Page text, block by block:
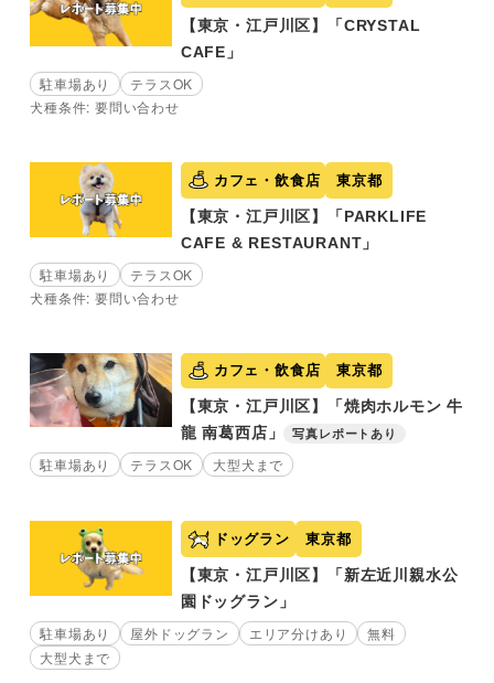
【東京・江戸川区】「CRYSTAL
CAFE」
駐車場あり
テラスOK
犬種条件: 要問い合わせ
カフェ・飲食店 東京都
【東京・江戸川区】「PARKLIFE
CAFE & RESTAURANT」
駐車場あり
テラスOK
犬種条件: 要問い合わせ
カフェ・飲食店 東京都
【東京・江戸川区】「焼肉ホルモン 牛
龍 南葛西店」
写真レポートあり
駐車場あり テラスOK 大型犬まで
ドッグラン 東京都
【東京・江戸川区】「新左近川親水公
園ドッグラン」
駐車場あり 屋外ドッグラン エリア分けあり
無料
大型犬まで